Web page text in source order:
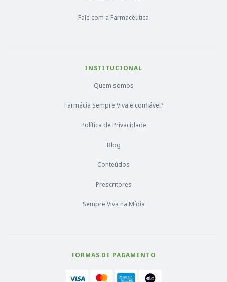
Fale com a Farmacêutica
INSTITUCIONAL
Quem somos
Farmácia Sempre Viva é confiável?
Política de Privacidade
Blog
Conteúdos
Prescritores
Sempre Viva na Mídia
FORMAS DE PAGAMENTO